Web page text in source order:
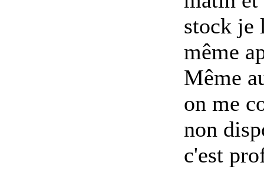
stock je
même
Même
on me
non
c'est